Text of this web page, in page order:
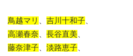
鳥越マリ 吉川十和子
高瀬春奈
長谷直美
藤奈津子
淡路恵子